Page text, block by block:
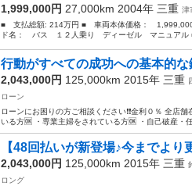
1,999,000円 27,000km 2004年 三重 津
■ 支払総額: 214万円 ■ 車両本体価格：
ド名： バス １２人乗り ディーゼル マニュア
行動がすべての成功への基本的な
2,043,000円 125,000km 2015年 三重
ローン
ローンにお困りの方ご相談ください❗️❗️金利０％ 全店
いる方🆗 ・専業主婦をされている方🆗 ・自己破産・
【48回払いが新登場♪今までよ
2,043,000円 125,000km 2015年 三重
ロング